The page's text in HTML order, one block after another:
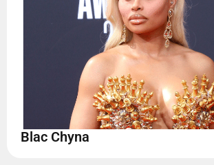
Blac Chyna